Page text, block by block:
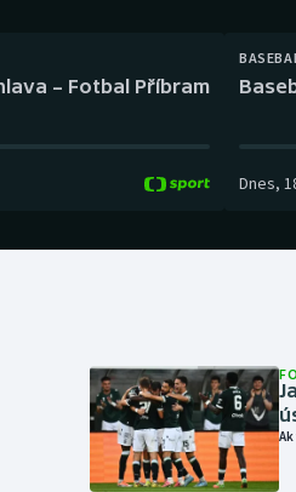
Veslování
Volejbal
– Fotbal Příbram
Dnes,